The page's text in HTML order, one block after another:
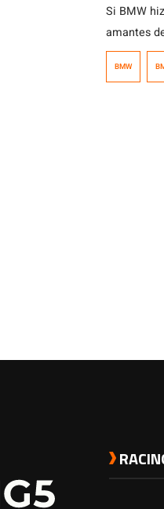
Si BMW
amantes
todos
trata del
BMW